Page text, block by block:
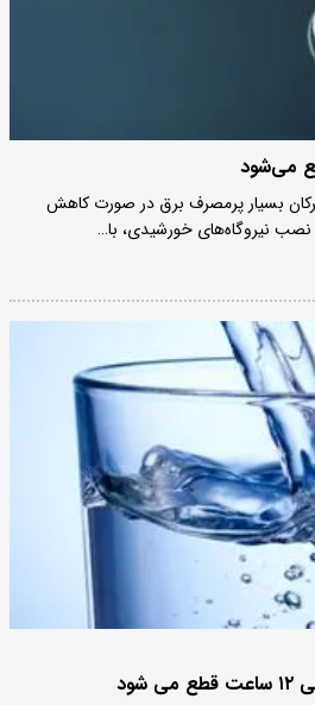
می‌شود
بسیار پرمصرف برق در صورت کاهش
نیروگاه‌های خورشیدی، با…